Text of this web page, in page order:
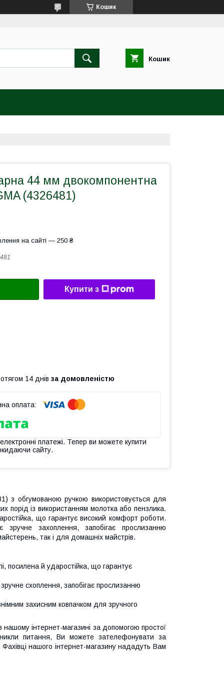
Кошик
Кошик
44 мм двокомпонентна
(4326481)
на сайті — 250 ₴
Купити з
14 днів за домовленістю
платежі. Тепер ви можете купити
сайту.
з обгумованою ручкою використовується для
порід із використанням молотка або пензлика.
що гарантує високий комфорт роботи.
захоплення, запобігає прослизанню
так і для домашніх майстрів.
посилена й ударостійка, що гарантує
схоплення, запобігає прослизанню
захисним ковпачком для зручного
інтернет-магазині за допомогою простої
питання, Ви можете зателефонувати за
нашого інтернет-магазину нададуть Вам